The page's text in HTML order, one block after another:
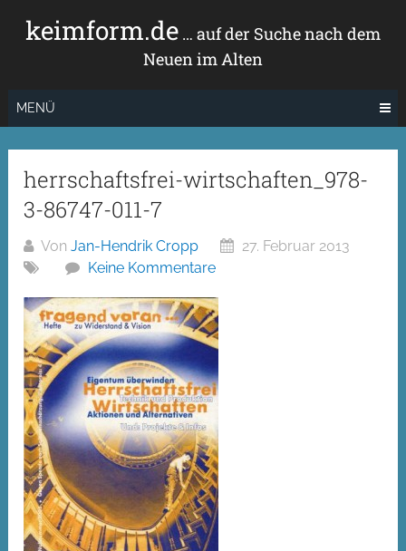
Inhaltkeimform.de… auf der Suche nach dem
Neuen im Alten
MENÜ
herrschaftsfrei-wirtschaften_978-
3-86747-011-7
VonJan-Hendrik Cropp
27. Februar 2013
Keine Kommentare